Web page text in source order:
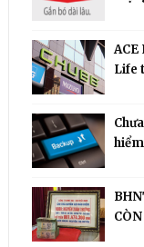
Life